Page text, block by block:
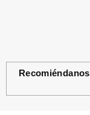
Recomiéndanos